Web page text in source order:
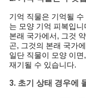
이
트
맵
기억 직물은 기억될
는 모양 기억 피복입
본래 국가에서, 그것
곤, 그것의 본래 국가
일단 직물이 모양 이
재기될 수 있습니다.
3. 초기 상태 경우에